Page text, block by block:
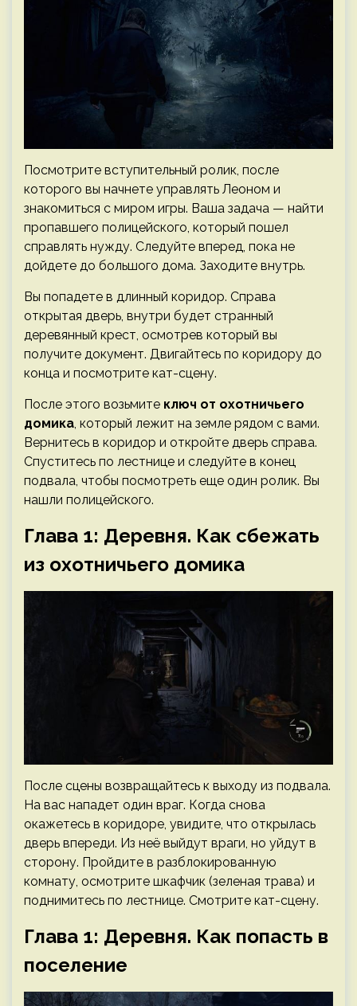
Посмотрите вступительный ролик, после
которого вы начнете управлять Леоном и
знакомиться с миром игры. Ваша задача — найти
пропавшего полицейского, который пошел
справлять нужду. Следуйте вперед, пока не
дойдете до большого дома. Заходите внутрь.
Вы попадете в длинный коридор. Справа
открытая дверь, внутри будет странный
деревянный крест, осмотрев который вы
получите документ. Двигайтесь по коридору до
конца и посмотрите кат-сцену.
После этого возьмите ключ от охотничьего
домика, который лежит на земле рядом с вами.
Вернитесь в коридор и откройте дверь справа.
Спуститесь по лестнице и следуйте в конец
подвала, чтобы посмотреть еще один ролик. Вы
нашли полицейского.
Глава 1: Деревня. Как сбежать
из охотничьего домика
После сцены возвращайтесь к выходу из подвала.
На вас нападет один враг. Когда снова
окажетесь в коридоре, увидите, что открылась
дверь впереди. Из неё выйдут враги, но уйдут в
сторону. Пройдите в разблокированную
комнату, осмотрите шкафчик (зеленая трава) и
поднимитесь по лестнице. Смотрите кат-сцену.
Глава 1: Деревня. Как попасть в
поселение